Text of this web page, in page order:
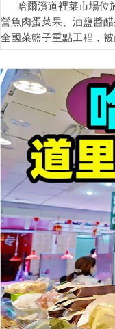
哈爾濱道裡菜市場位
營魚肉蛋菜果、油鹽醬
全國菜籃子重點工程，